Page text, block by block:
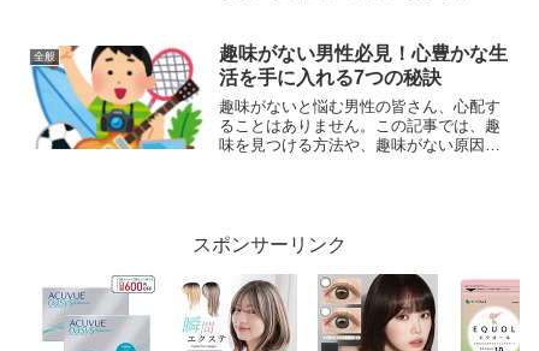
じないをご紹介します。彼氏のいる女性
を振り向かせて自分だけ...
全般
趣味がない男性必見！心豊かな生
活を手に入れる7つの秘訣
趣味がないと悩む男性の皆さん、心配す
ることはありません。この記事では、趣
味を見つける方法や、趣味がない原因、
スポンサーリンク